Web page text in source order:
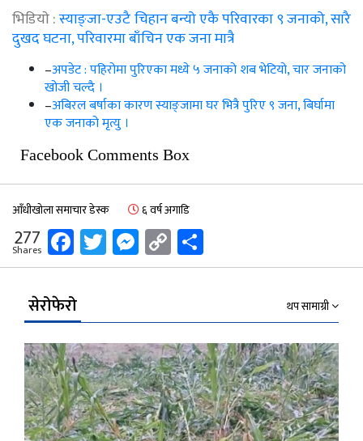
भिडियाे :स्याङ्जा-एउटै चिहान बन्यो एकै परिवारका ९ जनाको, सारै
दुखद घटना, परिवारमा बाँचिन एक जना मात्रै
–अपडेट : पहिरोमा पुरिएका मध्ये ५ जनाको शब भेटियो, चार जनाको
खोजी चल्दै ।
–अबिरल बर्षाका कारण स्याङ्जामा घर भित्रै पुरिए ९ जना, बिर्घामा
एक जनाको मृत्यु ।
Facebook Comments Box
आँधीखोला समाचार डेस्क ६ वर्ष अगाडि
277
Shares Facebook
Twitter
Messenger
Copy
Link
सेरोफेरो थप सामाग्री